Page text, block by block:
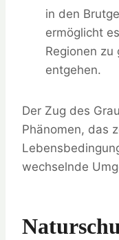
in den
ermöglicht
Regionen zu
entgehen.
Der Zug des
Phänomen, das
wechselnde